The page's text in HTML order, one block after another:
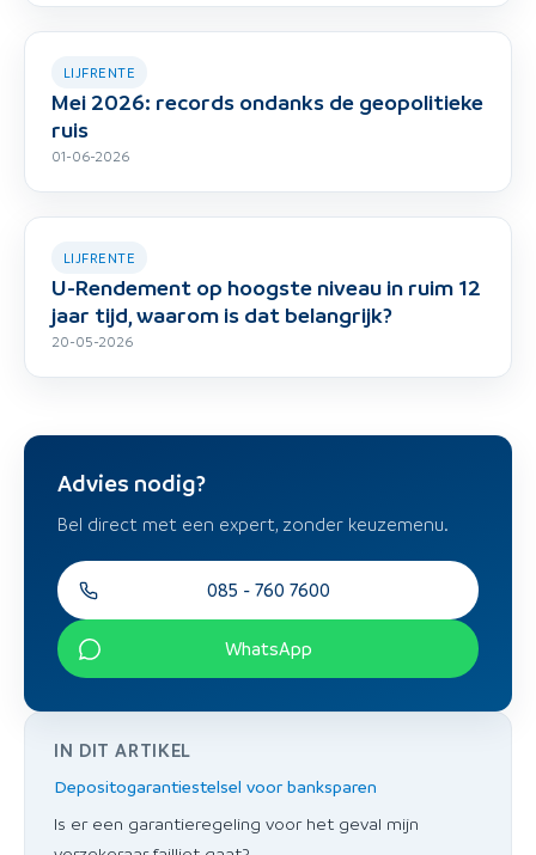
LIJFRENTE
Mei 2026: records ondanks de geopolitieke
ruis
01-06-2026
LIJFRENTE
U-Rendement op hoogste niveau in ruim 12
jaar tijd, waarom is dat belangrijk?
20-05-2026
IN DIT ARTIKEL
Depositogarantiestelsel voor banksparen
Is er een garantieregeling voor het geval mijn
Advies nodig?
Bel direct met een expert, zonder keuzemenu.
085 - 760 7600
WhatsApp